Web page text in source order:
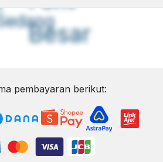
Besar
pembayaran berikut: